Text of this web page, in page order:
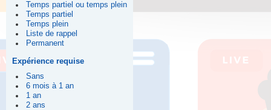
Temps partiel ou temps plein
Temps partiel
Temps plein
Liste de rappel
Permanent
Expérience requise
Sans
6 mois à 1 an
1 an
2 ans